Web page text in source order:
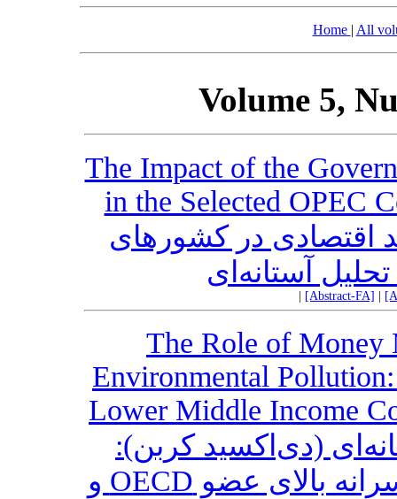
Home | All
Volume 5,
The Impact of the
in the Selected OPEC
اقتصادی در کشورهای
آستانه‌ای
[Abstract-FA]
The Role of Money
Environmental
Lower Middle Income
(دی‌اکسید کربن):
مقایسه بین کشورهای با درآمد سرانه بالای عضو OECD و